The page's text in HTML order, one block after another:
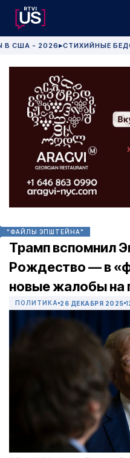
В США - 2026 ▶СТИХИЙНЫЕ
"ФАЙЛЫ ЭПШТЕЙНА"
Трамп вспомнил
Рождество — в
новые жалобы на
ПОЛИТИКА 26 ДЕКАБРЯ 2025